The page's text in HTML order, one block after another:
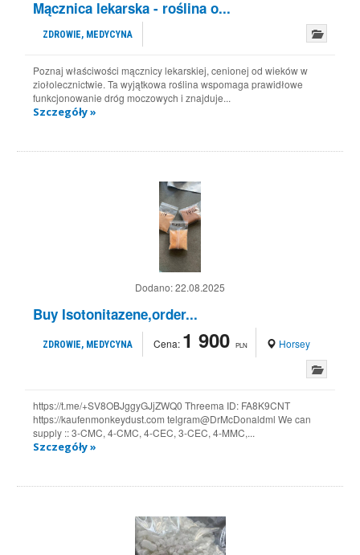
Mącznica lekarska - roślina o...
ZDROWIE, MEDYCYNA
Poznaj właściwości mącznicy lekarskiej, cenionej od wieków w
ziołolecznictwie. Ta wyjątkowa roślina wspomaga prawidłowe
funkcjonowanie dróg moczowych i znajduje...
Szczegóły »
Dodano:22.08.2025
Buy Isotonitazene,order...
ZDROWIE, MEDYCYNA Cena: 1 900 PLN Horsey
https://t.me/+SV8OBJggyGJjZWQ0 Threema ID: FA8K9CNT
https://kaufenmonkeydust.com telgram@DrMcDonaldml We can
supply :: 3-CMC, 4-CMC, 4-CEC, 3-CEC, 4-MMC,...
Szczegóły »